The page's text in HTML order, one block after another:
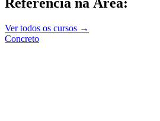
Ver todos os cursos →
Concreto